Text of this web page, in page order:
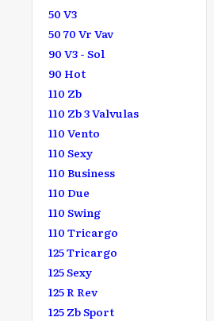
50 V3
50 70 Vr Vav
90 V3 - Sol
90 Hot
110 Zb
110 Zb 3 Valvulas
110 Vento
110 Sexy
110 Business
110 Due
110 Swing
110 Tricargo
125 Tricargo
125 Sexy
125 R Rev
125 Zb Sport